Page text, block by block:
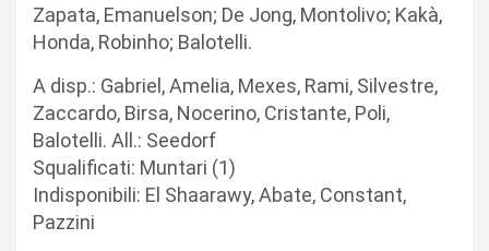
Zapata, Emanuelson; De Jong, Montolivo; Kakà,
Honda, Robinho; Balotelli.
A disp.: Gabriel, Amelia, Mexes, Rami, Silvestre,
Zaccardo, Birsa, Nocerino, Cristante, Poli,
Balotelli. All.: Seedorf
Squalificati: Muntari (1)
Indisponibili: El Shaarawy, Abate, Constant,
Pazzini